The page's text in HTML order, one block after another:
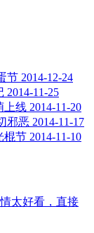
节 2014-12-24
2014-11-25
上线 2014-11-20
邪恶 2014-11-17
棍节 2014-11-10
太好看，直接